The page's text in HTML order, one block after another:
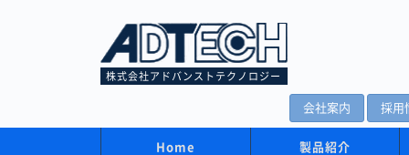
株式会社アドバンストテクノロジー
会社案内 採用
Home 製品紹介